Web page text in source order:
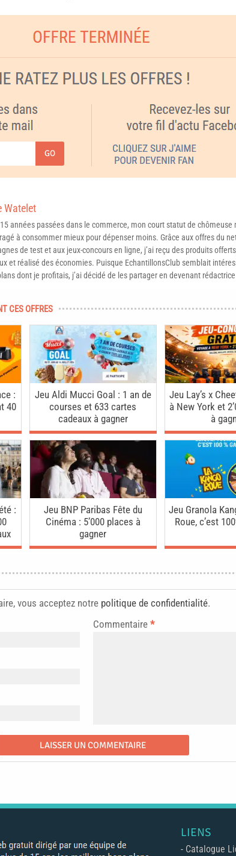
GO
Watelet
années passées dans le commerce, mon court statut de chômeuse
à consommer mieux pour dépenser moins. Grâce aux offres du
de test et aux jeux-concours en ligne, j’ai reçu des produits
et réalisé des économies. Puisque EchantillonsClub semblait
dont je profitais, j’ai décidé de les partager en devenant
CES OFFRES
:
40
Jeu Aldi Mucci Goal : 1 an de
courses et 633 cartes
cadeaux à gagner
Jeu Lay’s x
à New York et
à
:
Jeu BNP Paribas Fête du
Cinéma : 5’000 places à
gagner
Jeu Granola
Roue, c’est
vous acceptez notre politique de confidentialité.
Commentaire *
LIENS
- Catalogue